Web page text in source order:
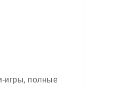
игры, полные